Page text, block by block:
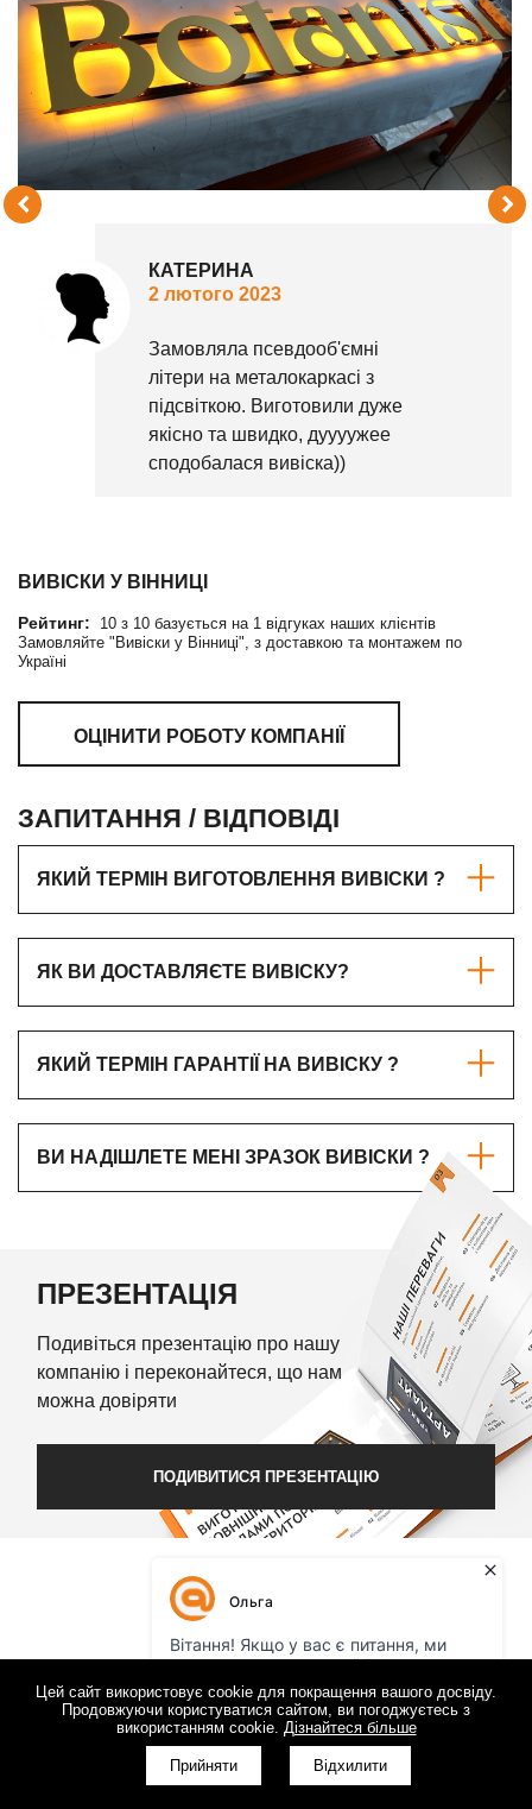
КАТЕРИНА
2 лютого 2023
Замовляла псевдооб'ємні
літери на металокаркасі з
підсвіткою. Виготовили дуже
якісно та швидко, дуууужее
сподобалася вивіска))
ВИВІСКИ У ВІННИЦІ
Рейтинг: 10з10 базується на 1 відгуках наших клієнтів
Замовляйте "Вивіски у Вінниці", з доставкою та монтажем по
ОЦІНИТИ РОБОТУ КОМПАНІЇ
ЗАПИТАННЯ / ВІДПОВІДІ
ЯК ВИ ДОСТАВЛЯЄТЕ ВИВІСКУ?
ВИ НАДІШЛЕТЕ МЕНІ ЗРАЗОК ВИВІСКИ ?
ПРЕЗЕНТАЦІЯ
Подивіться презентацію про нашу
компанію і переконайтеся, що нам
можна довіряти
Цей сайт використовує cookie для покращення вашого досвіду.
Продовжуючи користуватися сайтом, ви погоджуєтесь з
використанням cookie. Дізнайтеся більше
Прийняти Відхилити